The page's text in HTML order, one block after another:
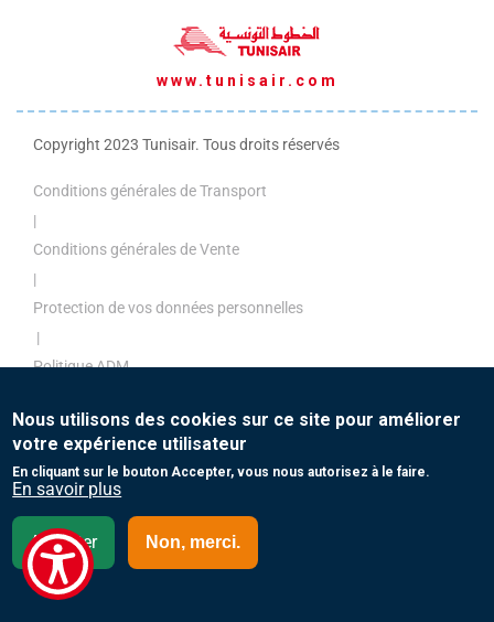
www.tunisair.com
Copyright 2023 Tunisair. Tous droits réservés
Conditions générales de Transport
|
Conditions générales de Vente
|
Protection de vos données personnelles
|
Politique ADM
Politique de paiement
|
Contact
Canada- Français (FR)
Nous utilisons des cookies sur ce site pour améliorer
votre expérience utilisateur
En cliquant sur le bouton Accepter, vous nous autorisez à le faire.
En savoir plus
Accepter Non, merci.